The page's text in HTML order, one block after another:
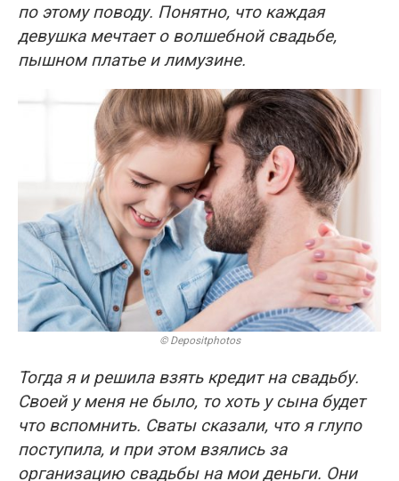
по этому поводу. Понятно, что каждая
девушка мечтает о волшебной свадьбе,
пышном платье и лимузине.
© Depositphotos
Тогда я и решила взять кредит на свадьбу.
Своей у меня не было, то хоть у сына будет
что вспомнить. Сваты сказали, что я глупо
поступила, и при этом взялись за
организацию свадьбы на мои деньги. Они